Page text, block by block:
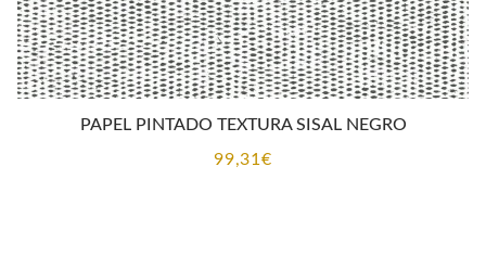
PAPEL PINTADO TEXTURA SISAL NEGRO
99,31€